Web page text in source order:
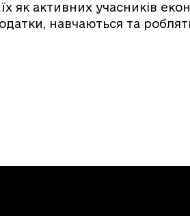
як активних учасників
навчаються та